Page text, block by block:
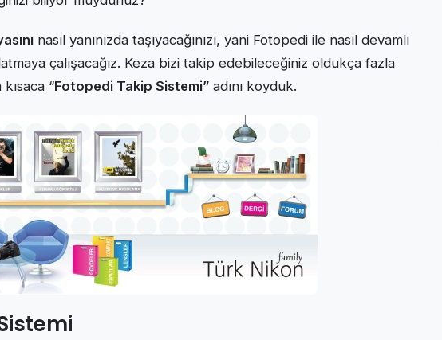
nasıl yanınızda taşıyacağınızı, yani Fotopedi ile nasıl devamlı
çalışacağız. Keza bizi takip edebileceğiniz oldukça fazla
“Fotopedi Takip Sistemi” adını koyduk.